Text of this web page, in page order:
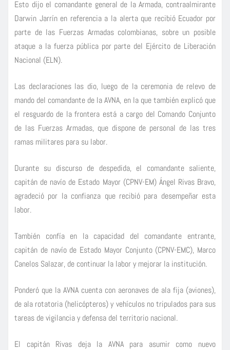
Esto dijo el comandante general de la Armada, contraalmirante
Darwin Jarrín en referencia a la alerta que recibió Ecuador por
parte de las Fuerzas Armadas colombianas, sobre un posible
ataque a la fuerza pública por parte del Ejército de Liberación
Nacional (ELN).
Las declaraciones las dio, luego de la ceremonia de relevo de
mando del comandante de la AVNA, en la que también explicó que
el resguardo de la frontera está a cargo del Comando Conjunto
de las Fuerzas Armadas, que dispone de personal de las tres
ramas militares para su labor.
Durante su discurso de despedida, el comandante saliente,
capitán de navío de Estado Mayor (CPNV-EM) Ángel Rivas Bravo,
agradeció por la confianza que recibió para desempeñar esta
labor.
También confía en la capacidad del comandante entrante,
capitán de navío de Estado Mayor Conjunto (CPNV-EMC), Marco
Canelos Salazar, de continuar la labor y mejorar la institución.
Ponderó que la AVNA cuenta con aeronaves de ala fija (aviones),
de ala rotatoria (helicópteros) y vehículos no tripulados para sus
tareas de vigilancia y defensa del territorio nacional.
El capitán Rivas deja la AVNA para asumir como nuevo